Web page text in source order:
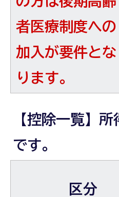
者医療制度への
加入が要件とな
ります。
【控除一覧】
です。
区分